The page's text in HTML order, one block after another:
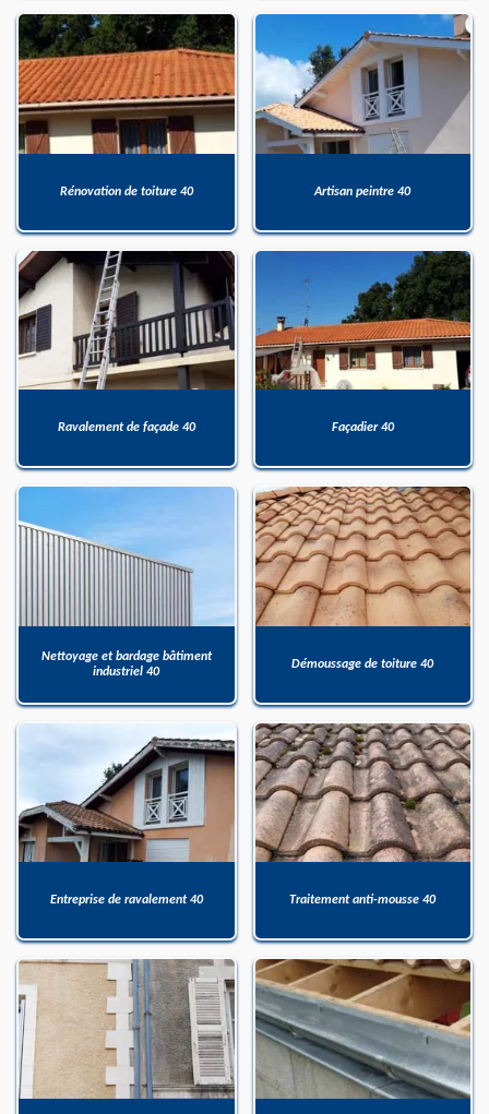
Rénovation de toiture 40 Artisan peintre 40
Ravalement de façade 40 Façadier 40
Nettoyage et bardage bâtiment
industriel 40
Démoussage de toiture 40
Entreprise de ravalement 40 Traitement anti-mousse 40